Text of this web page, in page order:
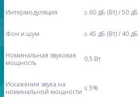
Интермодуляция ≥ 60 дБ (Вт) / 50 дБ
Фон и шум ≥ 45 дБ (Вт) / 40 дБ
Номинальная звуковая
мощность
0,5 Вт
Искажения звука на
номинальной мощности ≤ 5%